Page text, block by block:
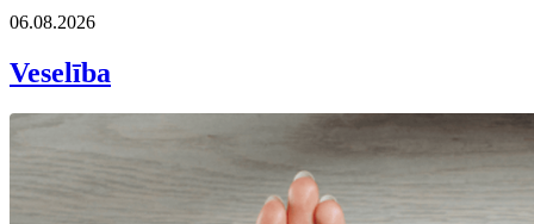
06.08.2026
Veselība